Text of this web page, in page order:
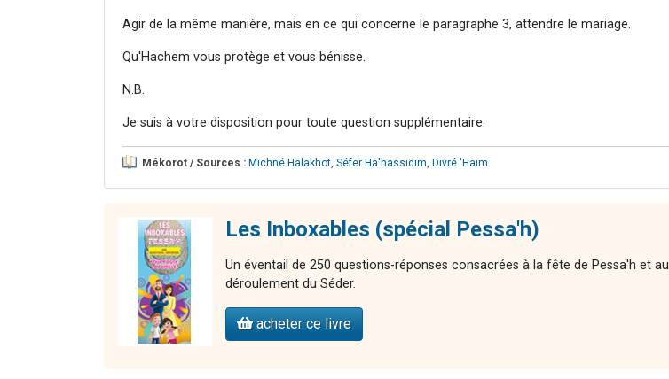
Agir de la même manière, mais en ce qui concerne le paragraphe 3, attendre le mariage.
Qu'Hachem vous protège et vous bénisse.
N.B.
Je suis à votre disposition pour toute question supplémentaire.
Mékorot / Sources : Michné Halakhot Séfer Ha'hassidim Divré 'Haïm
Les Inboxables (spécial Pessa'h)
Un éventail de 250 questions-réponses consacrées à la fête de Pessa'h et au
déroulement du Séder.
acheter ce livre